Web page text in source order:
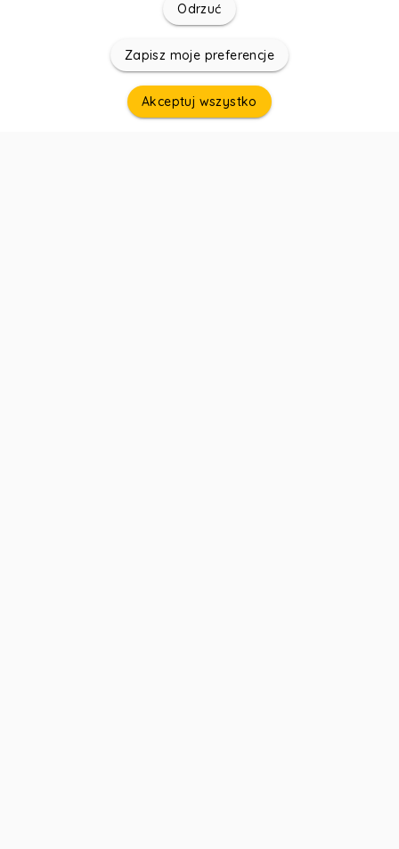
Odrzuć
Zapisz moje preferencje
Akceptuj wszystko